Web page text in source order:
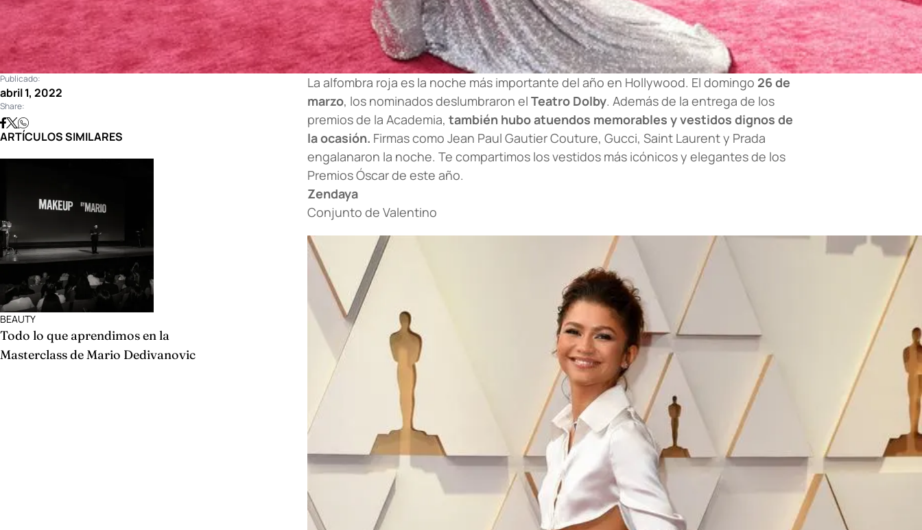
La alfombra roja es la noche más importante del año en Hollywood. El domingo 26 de
marzo, los nominados deslumbraron el Teatro Dolby. Además de la entrega de los
premios de la Academia, también hubo atuendos memorables y vestidos dignos de
la ocasión. Firmas como Jean Paul Gautier Couture, Gucci, Saint Laurent y Prada
engalanaron la noche. Te compartimos los vestidos más icónicos y elegantes de los
Premios Óscar de este año.
Zendaya
Conjunto de Valentino
Publicado:
abril 1, 2022
Share:
ARTÍCULOS SIMILARES
BEAUTY
Todo lo que aprendimos en la
Masterclass de Mario Dedivanovic